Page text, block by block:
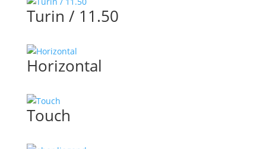
Turin / 11.50
Horizontal
Touch